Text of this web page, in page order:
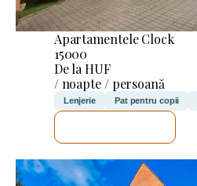
Apartamentele Clock
15000
De la HUF
/ noapte / persoană
Lenjerie Pat pentru copii